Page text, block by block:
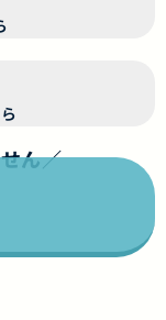
ん／